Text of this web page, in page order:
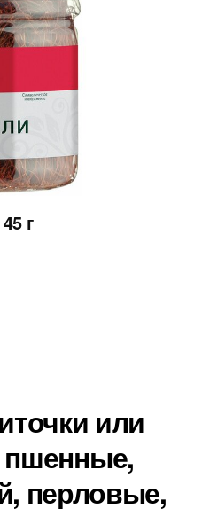
г
или
пшенные,
перловые,